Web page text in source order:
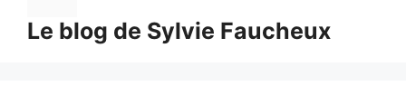
Le blog de Sylvie Faucheux